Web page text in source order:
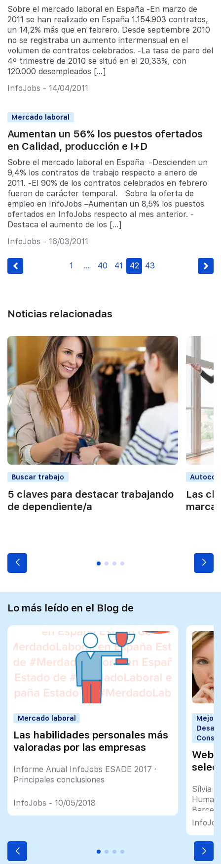
Sobre el mercado laboral en España -En marzo de
2011 se han realizado en España 1.154.903 contratos,
un 14,2% más que en febrero. Desde septiembre 2010
no se registraba un aumento intermensual en el
volumen de contratos celebrados. -La tasa de paro del
4º trimestre de 2010 se situó en el 20,33%, con
120.000 desempleados […]
InfoJobs - 14/04/2011
Mercado laboral
Aumentan un 56% los puestos ofertados
en Calidad, producción e I+D
Sobre el mercado laboral en España -Descienden un
9,4% los contratos de trabajo respecto a enero de
2011. -El 90% de los contratos celebrados en febrero
fueron de carácter temporal. Sobre la oferta de
empleo en InfoJobs –Aumentan un 8,5% los puestos
ofertados en InfoJobs respecto al mes anterior. -
Destaca el aumento de los […]
InfoJobs - 16/03/2011
1 … 40 41 42 43
Noticias relacionadas
Buscar trabajo
5 claves para destacar trabajando
de dependiente/a
Las
marca
Lo más leído en el Blog de
Mercado laboral
Las habilidades personales más
valoradas por las empresas
Informe Anual InfoJobs ESADE 2017 ·
Principales conclusiones
InfoJobs - 10/05/2018
Sílvia